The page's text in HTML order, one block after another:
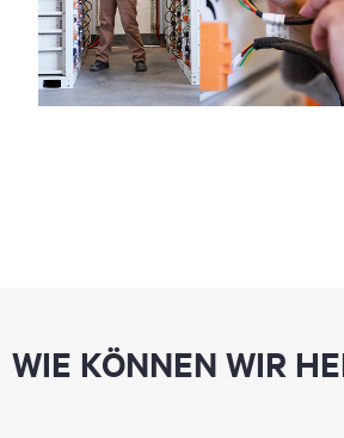
WIE KÖNNEN WIR